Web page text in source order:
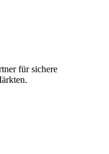
für sichere